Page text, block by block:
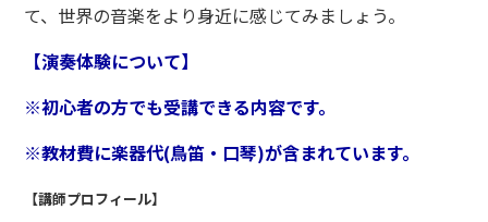
て、世界の音楽をより身近に感じてみましょう。
【演奏体験について】
※初心者の方でも受講できる内容です。
※教材費に楽器代(鳥笛・口琴)が含まれています。
【講師プロフィール】